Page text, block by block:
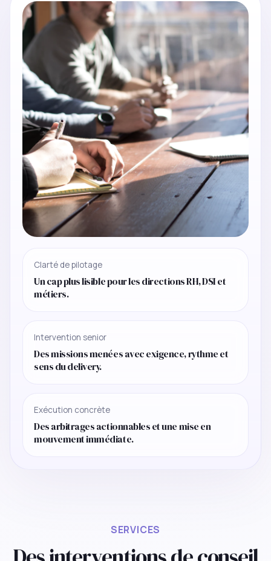
Clarté de pilotage
Un cap plus lisible pour les directions RH, DSI et
métiers.
Intervention senior
Des missions menées avec exigence, rythme et
sens du delivery.
Exécution concrète
Des arbitrages actionnables et une mise en
mouvement immédiate.
SERVICES